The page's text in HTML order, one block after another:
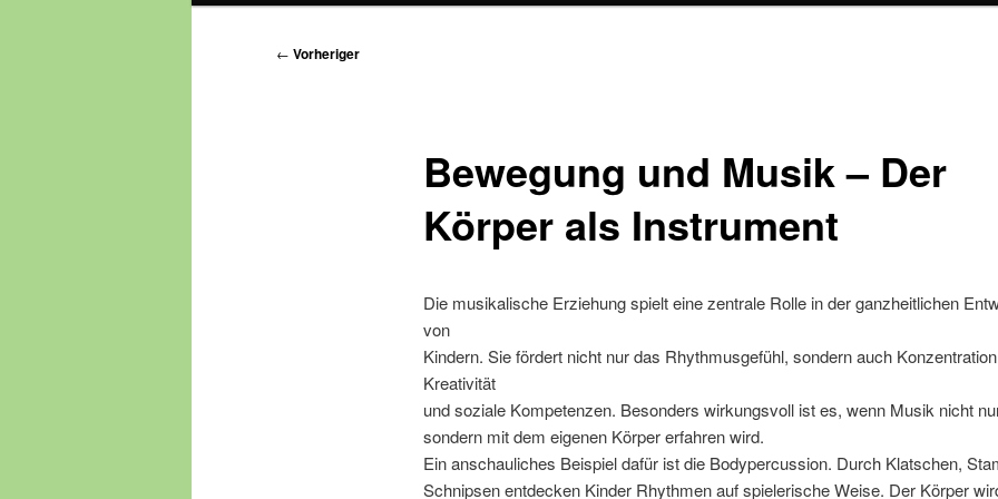
Beitragsnavigation
← Vorheriger
Bewegung und Musik – Der
Körper als Instrument
Die musikalische Erziehung spielt eine zentrale Rolle in der ganzheitlichen
von
Kindern. Sie fördert nicht nur das Rhythmusgefühl, sondern auch
Kreativität
und soziale Kompetenzen. Besonders wirkungsvoll ist es, wenn Musik nicht
sondern mit dem eigenen Körper erfahren wird.
Ein anschauliches Beispiel dafür ist die Bodypercussion. Durch Klatschen,
Schnipsen entdecken Kinder Rhythmen auf spielerische Weise. Der Körper